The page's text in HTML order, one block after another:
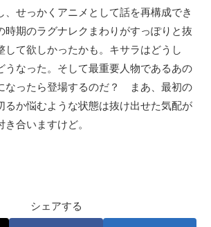
、せっかくアニメとして話を再構成でき
時期のラグナレクまわりがすっぽりと抜
して欲しかったかも。キサラはどうし
うなった。そして最重要人物であるあの
なったら登場するのだ？ まあ、最初の
るか悩むような状態は抜け出せた気配が
合いますけど。
シェアする